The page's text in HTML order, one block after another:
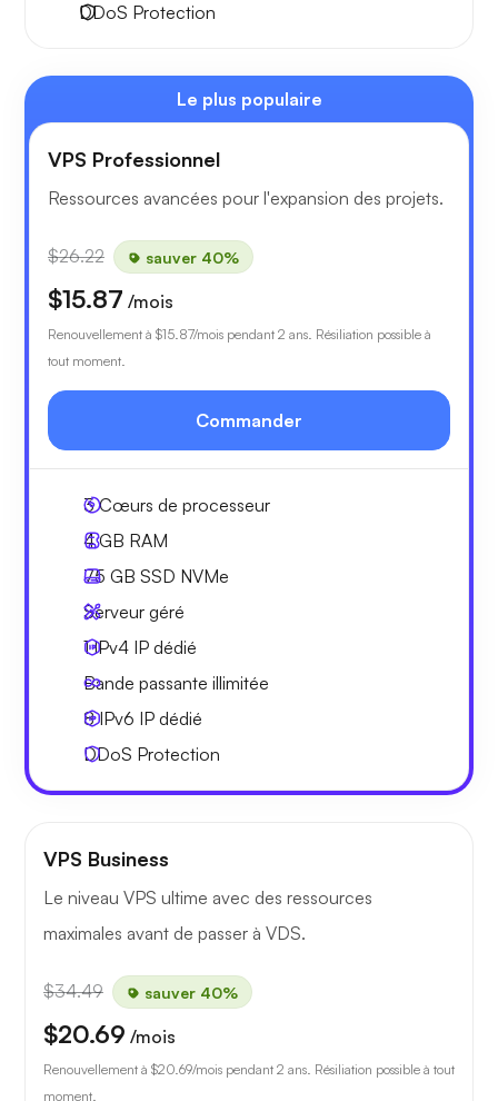
DDoS Protection
Le plus populaire
VPS Professionnel
Ressources avancées pour l'expansion des projets.
$26.22 sauver 40%
$15.87 /mois
Renouvellement à $15.87/mois pendant 2 ans. Résiliation possible à
tout moment.
Commander
3Cœurs de processeur
4 GB RAM
75 GB SSD NVMe
Serveur géré
1 IPv4 IP dédié
Bande passante illimitée
8 IPv6 IP dédié
DDoS Protection
VPS Business
Le niveau VPS ultime avec des ressources
maximales avant de passer à VDS.
$34.49 sauver 40%
$20.69 /mois
Renouvellement à $20.69/mois pendant 2 ans. Résiliation possible à tout
moment.